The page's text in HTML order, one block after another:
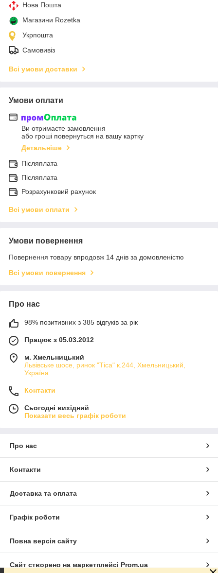
Нова Пошта
Магазини Rozetka
Укрпошта
Самовивіз
Всі умови доставки
Умови оплати
Ви отримаєте замовлення
або гроші повернуться на вашу картку
Детальніше
Післяплата
Післяплата
Розрахунковий рахунок
Всі умови оплати
Умови повернення
Повернення товару впродовж 14 днів за домовленістю
Всі умови повернення
Про нас
98% позитивних з 385 відгуків за рік
Працює з 05.03.2012
м. Хмельницький
Львівське шосе, ринок "Тіса" к.244, Хмельницький,
Україна
Контакти
Сьогодні вихідний
Показати весь графік роботи
Про нас
Контакти
Доставка та оплата
Графік роботи
Повна версія сайту
Сайт створено на маркетплейсі Prom.ua